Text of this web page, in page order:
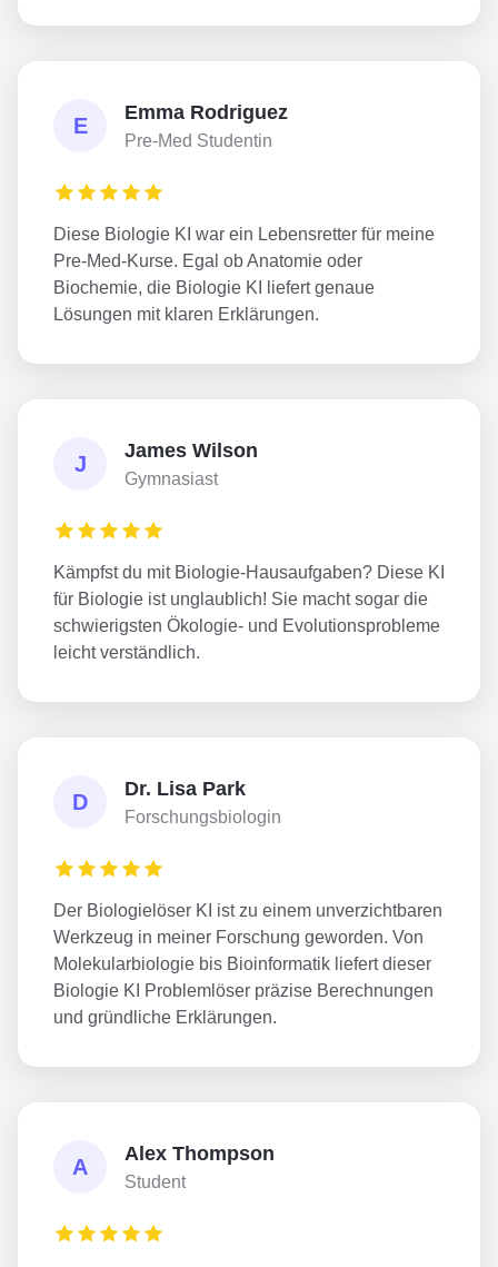
E
Emma Rodriguez
Pre-Med Studentin
Diese Biologie KI war ein Lebensretter für meine
Pre-Med-Kurse. Egal ob Anatomie oder
Biochemie, die Biologie KI liefert genaue
Lösungen mit klaren Erklärungen.
J
James Wilson
Gymnasiast
Kämpfst du mit Biologie-Hausaufgaben? Diese KI
für Biologie ist unglaublich! Sie macht sogar die
schwierigsten Ökologie- und Evolutionsprobleme
leicht verständlich.
D
Dr. Lisa Park
Forschungsbiologin
Der Biologielöser KI ist zu einem unverzichtbaren
Werkzeug in meiner Forschung geworden. Von
Molekularbiologie bis Bioinformatik liefert dieser
Biologie KI Problemlöser präzise Berechnungen
und gründliche Erklärungen.
A
Alex Thompson
Student